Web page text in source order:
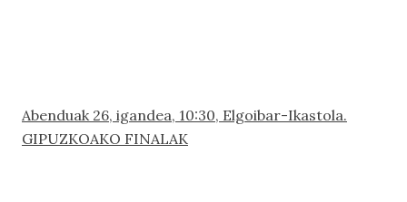
Abenduak 26, igandea, 10:30, Elgoibar-Ikastola.
GIPUZKOAKO FINALAK